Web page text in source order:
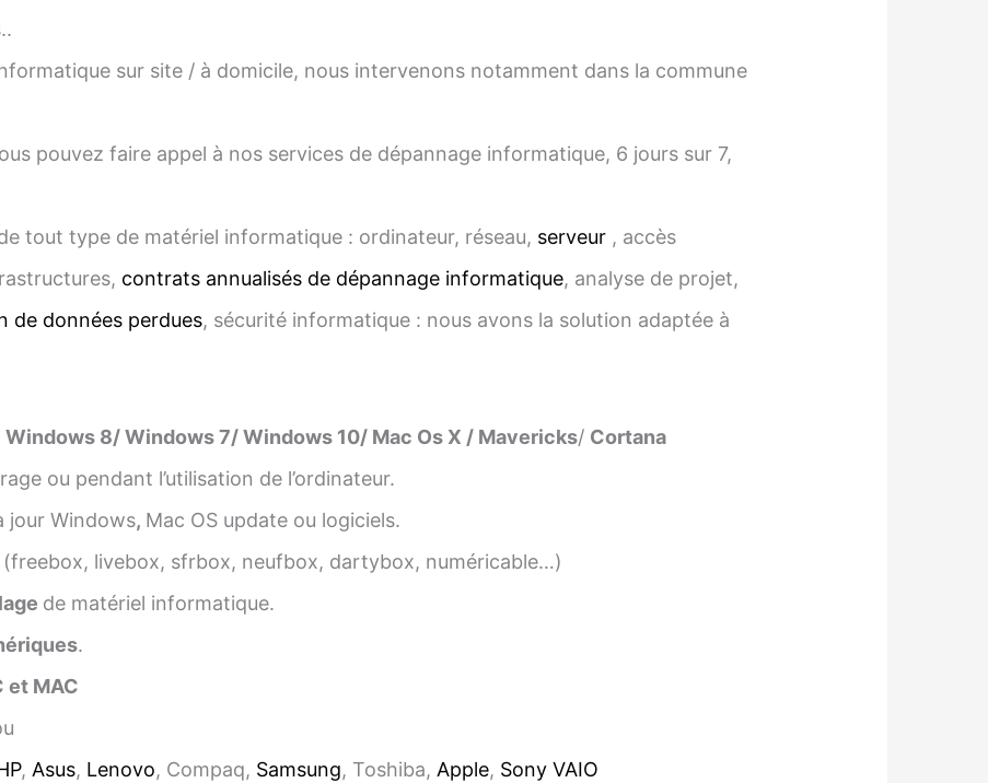
sur site / à domicile, nous intervenons notamment dans la commune
pouvez faire appel à nos services de dépannage informatique, 6 jours sur 7,
tout type de matériel informatique : ordinateur, réseau, serveur , accès
contrats annualisés de dépannage informatique, analyse de projet,
de données perdues, sécurité informatique : nous avons la solution adaptée à
8/ Windows 7/ Windows 10/ Mac Os X / Mavericks/ Cortana
ou pendant l’utilisation de l’ordinateur.
jour Windows, Mac OS update ou logiciels.
(freebox, livebox, sfrbox, neufbox, dartybox, numéricable…)
de matériel informatique.
.
et MAC
,Asus, Lenovo, Compaq, Samsung, Toshiba,Apple, Sony VAIO